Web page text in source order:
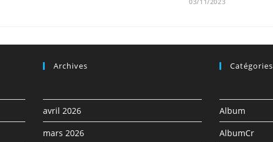
Archives
avril 2026
mars 2026
Catégories
Album
AlbumCr